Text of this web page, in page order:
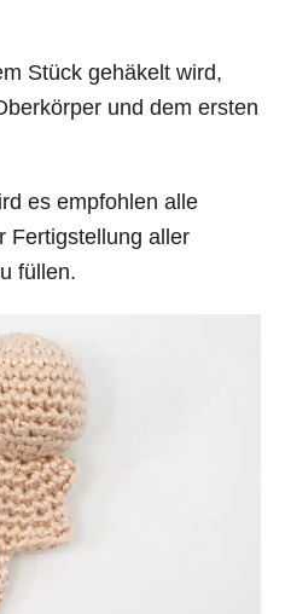
Stück gehäkelt wird,
und dem ersten
es empfohlen alle
Fertigstellung aller
füllen.